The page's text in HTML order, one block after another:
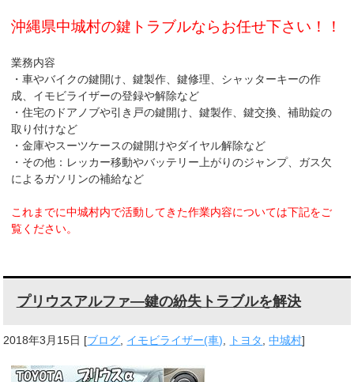
沖縄県中城村の鍵トラブルならお任せ下さい！！
業務内容
・車やバイクの鍵開け、鍵製作、鍵修理、シャッターキーの作
成、イモビライザーの登録や解除など
・住宅のドアノブや引き戸の鍵開け、鍵製作、鍵交換、補助錠の
取り付けなど
・金庫やスーツケースの鍵開けやダイヤル解除など
・その他：レッカー移動やバッテリー上がりのジャンプ、ガス欠
によるガソリンの補給など
これまでに中城村内で活動してきた作業内容については下記をご
覧ください。
プリウスアルファ―鍵の紛失トラブルを解決
2018年3月15日 [ブログ イモビライザー(車) トヨタ ,中城村]